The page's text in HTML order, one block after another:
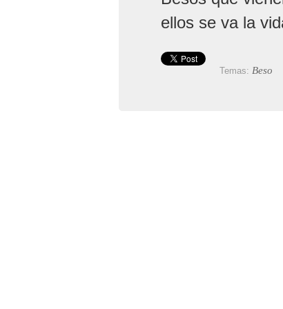
ellos se va la
Temas: Beso